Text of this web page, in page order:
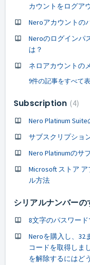
カウントをログア
Neroアカウントの
Neroのログインパ
は？
ネロアカウントの
9件の記事をすべて
Subscription 4
Nero Platinum
サブスクリプショ
Nero Platinumのサ
Microsoft ストア
ル方法
シリアルナンバーの
8文字のパスワー
Neroを購入し、32
コードを取得しま
を解除するにはど